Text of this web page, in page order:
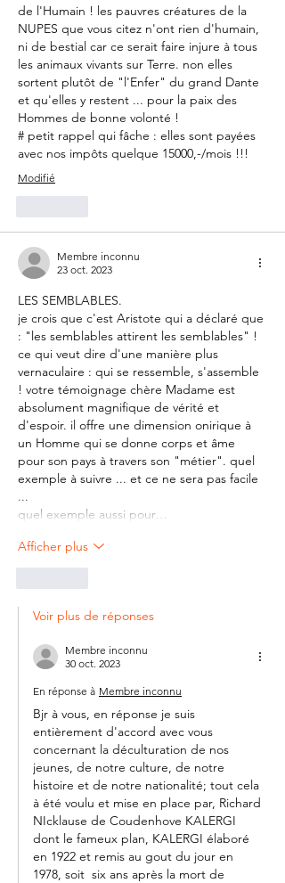
de l'Humain ! les pauvres créatures de la
NUPES que vous citez n'ont rien d'humain,
ni de bestial car ce serait faire injure à tous
les animaux vivants sur Terre. non elles
sortent plutôt de "l'Enfer" du grand Dante
et qu'elles y restent ... pour la paix des
Hommes de bonne volonté !
# petit rappel qui fâche : elles sont payées
avec nos impôts quelque 15000,-/mois !!!
Modifié
Membre inconnu
23 oct. 2023
LES SEMBLABLES.
je crois que c'est Aristote qui a déclaré que
: "les semblables attirent les semblables" !
ce qui veut dire d'une manière plus
vernaculaire : qui se ressemble, s'assemble
! votre témoignage chère Madame est
absolument magnifique de vérité et
d'espoir. il offre une dimension onirique à
un Homme qui se donne corps et âme
pour son pays à travers son "métier". quel
exemple à suivre ... et ce ne sera pas facile
...
quel exemple aussi pour…
Afficher plus
Voir plus de réponses
Membre inconnu
30 oct. 2023
En réponse à Membre inconnu
Bjr à vous, en réponse je suis
entièrement d'accord avec vous
concernant la déculturation de nos
jeunes, de notre culture, de notre
histoire et de notre nationalité; tout cela
à été voulu et mise en place par, Richard
NIcklause de Coudenhove KALERGI
dont le fameux plan, KALERGI élaboré
en 1922 et remis au gout du jour en
1978, soit  six ans après la mort de